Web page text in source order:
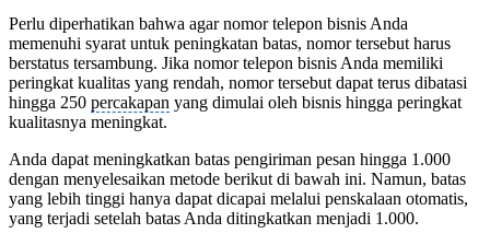
Perlu diperhatikan bahwa agar nomor telepon bisnis Anda
memenuhi syarat untuk peningkatan batas, nomor tersebut harus
berstatus tersambung. Jika nomor telepon bisnis Anda memiliki
peringkat kualitas yang rendah, nomor tersebut dapat terus dibatasi
hingga 250 percakapan yang dimulai oleh bisnis hingga peringkat
kualitasnya meningkat.
Anda dapat meningkatkan batas pengiriman pesan hingga 1.000
dengan menyelesaikan metode berikut di bawah ini. Namun, batas
yang lebih tinggi hanya dapat dicapai melalui penskalaan otomatis,
yang terjadi setelah batas Anda ditingkatkan menjadi 1.000.